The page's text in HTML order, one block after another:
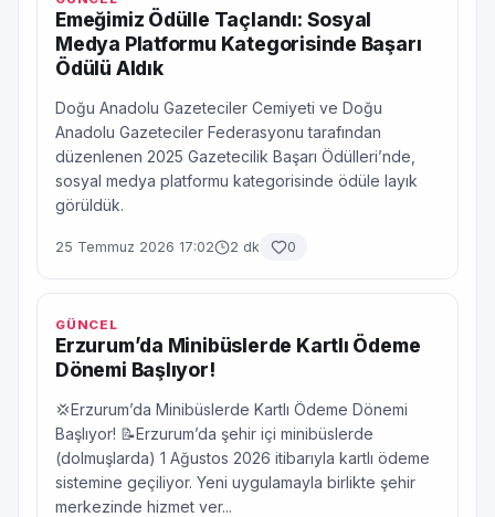
Emeğimiz Ödülle Taçlandı: Sosyal
Medya Platformu Kategorisinde Başarı
Ödülü Aldık
Doğu Anadolu Gazeteciler Cemiyeti ve Doğu
Anadolu Gazeteciler Federasyonu tarafından
düzenlenen 2025 Gazetecilik Başarı Ödülleri’nde,
sosyal medya platformu kategorisinde ödüle layık
görüldük.
25 Temmuz 2026 17:02 2 dk 0
GÜNCEL
Erzurum’da Minibüslerde Kartlı Ödeme
Dönemi Başlıyor!
💢Erzurum’da Minibüslerde Kartlı Ödeme Dönemi
Başlıyor! 📝Erzurum’da şehir içi minibüslerde
(dolmuşlarda) 1 Ağustos 2026 itibarıyla kartlı ödeme
sistemine geçiliyor. Yeni uygulamayla birlikte şehir
merkezinde hizmet ver...